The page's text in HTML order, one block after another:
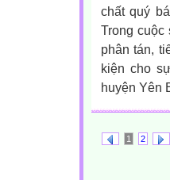
chất quý
Trong cuộc
phân tán,
kiện cho
huyện Yên
1 2